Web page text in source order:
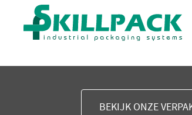
BEKIJK ONZE